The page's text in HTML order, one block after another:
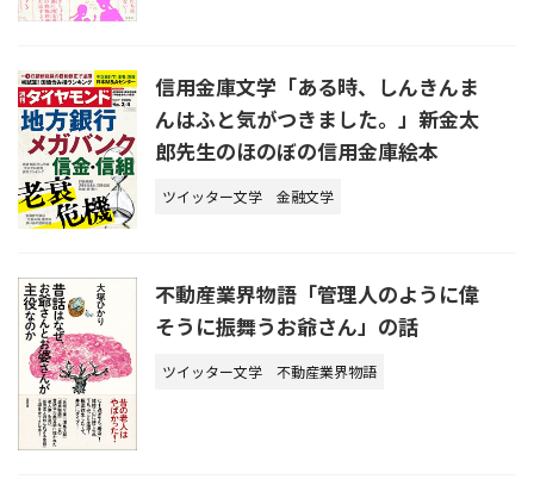
信用金庫文学「ある時、しんきんま
んはふと気がつきました。」新金太
郎先生のほのぼの信用金庫絵本
ツイッター文学 金融文学
不動産業界物語「管理人のように偉
そうに振舞うお爺さん」の話
ツイッター文学 不動産業界物語